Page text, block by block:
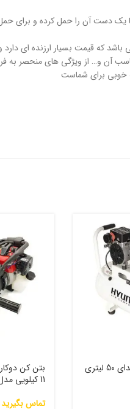
باشد که قیمت بسیار ارزنده ای
آن و… از ویژگی های منحصر به
خوبی برای شماست
کمپرسور سایلنت هیوندای 50 لیتری
بتن کن
11 کیلویی مدل 58GH
تماس بگیرید